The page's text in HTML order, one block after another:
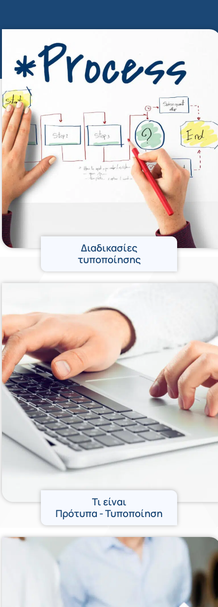
Διαδικασίες
τυποποίησης
Τι είναι
Πρότυπα - Τυποποίηση